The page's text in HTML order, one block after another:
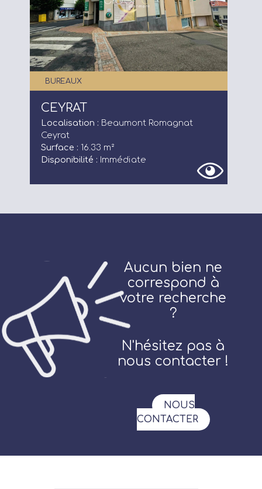
Qui sommes-nous ?
FAQ
BUREAUX
CEYRAT
Localisation : Beaumont Romagnat
Ceyrat
Surface : 16.33 m²
Disponibilité : Immédiate
Aucun bien ne
correspond à
votre recherche
?
N'hésitez pas à
nous contacter !
NOUS
CONTACTER